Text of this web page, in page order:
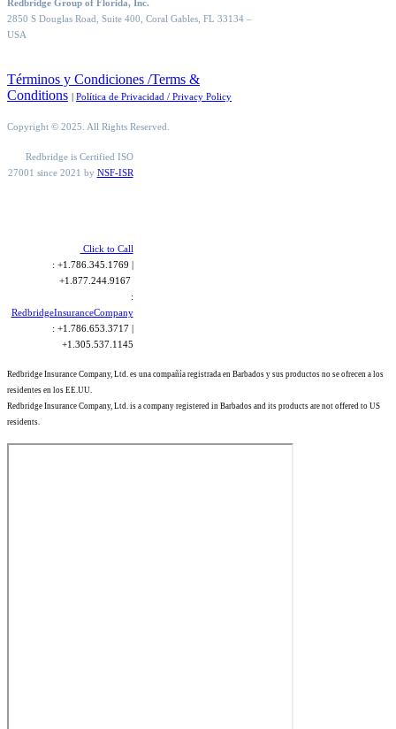
Redbridge Group of Florida, Inc.
2850 S Douglas Road, Suite 400, Coral Gables, FL 33134 –
USA
Términos y Condiciones /Terms &
Conditions | Política de Privacidad / Privacy Policy
Copyright © 2025. All Rights Reserved.
Redbridge is Certified ISO
27001 since 2021 by NSF-ISR
Click to Call
: +1.786.345.1769 |
+1.877.244.9167
:
RedbridgeInsuranceCompany
: +1.786.653.3717 |
+1.305.537.1145
Redbridge Insurance Company, Ltd. es una compañía registrada en Barbados y sus productos no se ofrecen a los
residentes en los EE.UU.
Redbridge Insurance Company, Ltd. is a company registered in Barbados and its products are not offered to US
residents.